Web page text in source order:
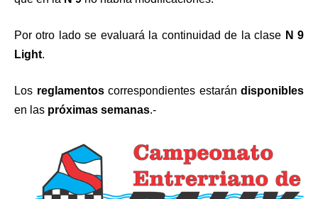
Por otro lado se evaluará la continuidad de la clase N 9
Light.
Los reglamentoscorrespondientes estarán disponibles
en las próximas semanas.-